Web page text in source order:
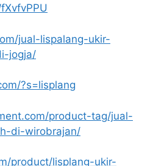
jual-lispalang-ukir-
jogja/
?s=lisplang
product-tag/jual-
di-wirobrajan/
product/lisplang-ukir-